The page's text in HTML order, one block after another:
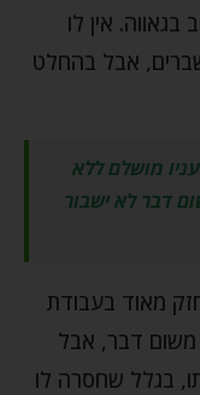
אין לו
אבל בהחלט
מושלם ללא
דבר לא ישבור
מאוד בעבודת
משום דבר, אבל
בגלל שחסרה לו